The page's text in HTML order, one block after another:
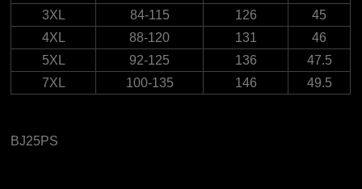
3XL
84-115 126
45
4XL
88-120 131
46
5XL
92-125 136
47.5
7XL
100-135 146 49.5
BJ25PS